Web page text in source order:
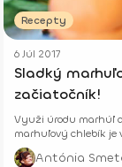
Recepty
6 Júl 2017
Sladký
začiatočník!
Využi úrodu marhúľ
marhuľový chlebík je
Antónia